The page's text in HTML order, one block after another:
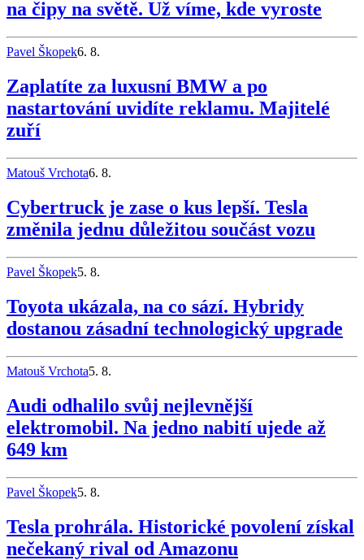
na čipy na světě. Už víme, kde vyroste
Pavel Škopek6. 8.
Zaplatíte za luxusní BMW a po
nastartování uvidíte reklamu. Majitelé
zuří
Matouš Vrchota6. 8.
Cybertruck je zase o kus lepší. Tesla
změnila jednu důležitou součást vozu
Pavel Škopek5. 8.
Toyota ukázala, na co sází. Hybridy
dostanou zásadní technologický upgrade
Matouš Vrchota5. 8.
Audi odhalilo svůj nejlevnější
elektromobil. Na jedno nabití ujede až
649 km
Pavel Škopek5. 8.
Tesla prohrála. Historické povolení získal
nečekaný rival od Amazonu